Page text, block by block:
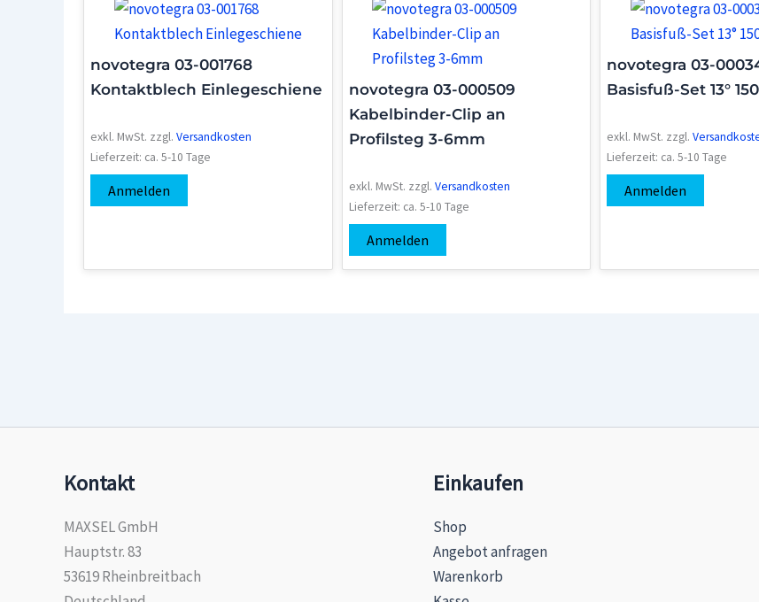
novotegra 03-001768
Kontaktblech Einlegeschiene
exkl. MwSt. zzgl.Versandkosten
Lieferzeit: ca. 5-10 Tage
Anmelden
novotegra 03-000509
Kabelbinder-Clip an
Profilsteg 3-6mm
exkl. MwSt. zzgl. Versandkosten
Lieferzeit: ca. 5-10 Tage
Anmelden
novotegra 03-
Basisfuß-Set 13°
exkl. MwSt. zzgl.
Lieferzeit: ca. 5-10 Tage
Anmelden
Kontakt
MAXSEL GmbH
Hauptstr. 83
53619 Rheinbreitbach
Einkaufen
Shop
Angebot anfragen
Warenkorb